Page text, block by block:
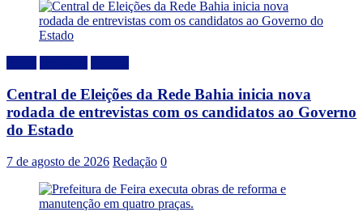
Central de Eleições da Rede Bahia inicia nova
rodada de entrevistas com os candidatos ao Governo
do Estado
7 de agosto de 2026 Redação 0